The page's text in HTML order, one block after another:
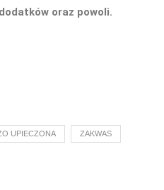
oraz powoli.
UPIECZONA ZAKWAS